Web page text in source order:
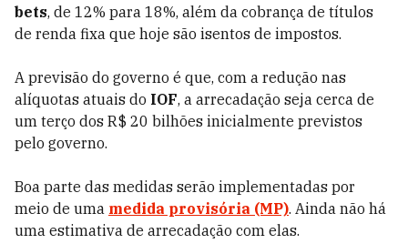
bets, de 12% para 18%, além da cobrança de títulos
de renda fixa que hoje são isentos de impostos.
A previsão do governo é que, com a redução nas
alíquotas atuais do IOF, a arrecadação seja cerca de
um terço dos R$ 20 bilhões inicialmente previstos
pelo governo.
Boa parte das medidas serão implementadas por
meio de uma medida provisória (MP). Ainda não há
uma estimativa de arrecadação com elas.